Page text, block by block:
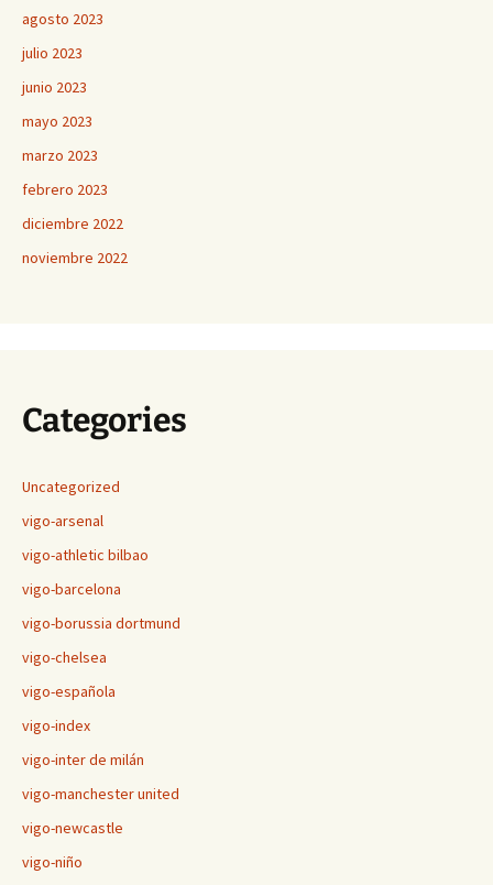
agosto 2023
julio 2023
junio 2023
mayo 2023
marzo 2023
febrero 2023
diciembre 2022
noviembre 2022
Categories
Uncategorized
vigo-arsenal
vigo-athletic bilbao
vigo-barcelona
vigo-borussia dortmund
vigo-chelsea
vigo-española
vigo-index
vigo-inter de milán
vigo-manchester united
vigo-newcastle
vigo-niño